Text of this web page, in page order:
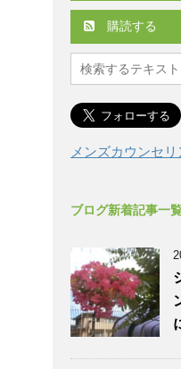
購読する
メンズカウンセ
ブログ新着記事一